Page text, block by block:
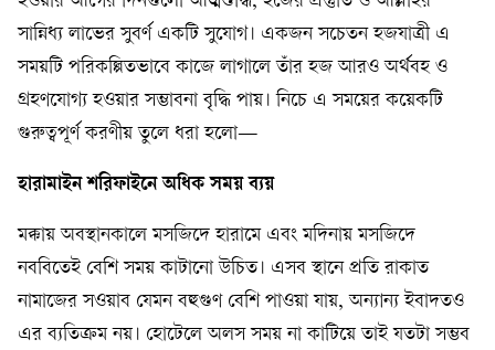
সান্নিধ্য লাভের সুবর্ণ একটি সুযোগ। একজন সচেতন হজযাত্রী এ
সময়টি পরিকল্পিতভাবে কাজে লাগালে তাঁর হজ আরও অর্থবহ ও
গ্রহণযোগ্য হওয়ার সম্ভাবনা বৃদ্ধি পায়। নিচে এ সময়ের কয়েকটি
গুরুত্বপূর্ণ করণীয় তুলে ধরা হলো—
হারামাইন শরিফাইনে অধিক সময় ব্যয়
মক্কায় অবস্থানকালে মসজিদে হারামে এবং মদিনায় মসজিদে
নববিতেই বেশি সময় কাটানো উচিত। এসব স্থানে প্রতি রাকাত
নামাজের সওয়াব যেমন বহুগুণ বেশি পাওয়া যায়, অন্যান্য ইবাদতও
এর ব্যতিক্রম নয়। হোটেলে অলস সময় না কাটিয়ে তাই যতটা সম্ভব